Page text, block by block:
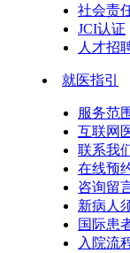
社会责
JCI认证
人才招
就医指引
服务范
互联网
联系我
在线预
咨询留
新病人
国际患
入院流